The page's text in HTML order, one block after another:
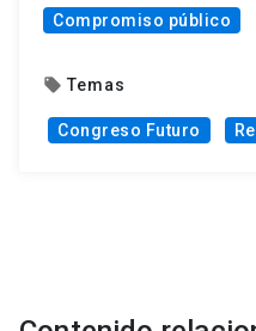
Compromiso público
local_offer Temas
Congreso Futuro